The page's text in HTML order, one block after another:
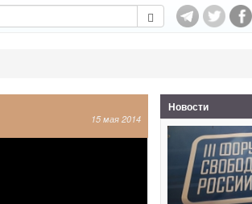
15 мая 2014
Новости